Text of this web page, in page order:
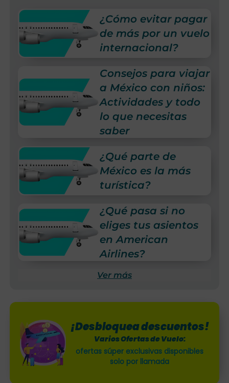
¿Cómo evitar pagar
de más por un vuelo
internacional?
Consejos para viajar
a México con niños:
Actividades y todo
lo que necesitas
saber
¿Qué parte de
México es la más
turística?
¿Qué pasa si no
eliges tus asientos
en American
Airlines?
Ver más
¡Desbloquea descuentos!
Varios Ofertas de Vuelo:
ofertas súper exclusivas disponibles
solo por llamada